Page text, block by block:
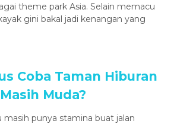
theme park Asia. Selain memacu
gini bakal jadi kenangan yang
Coba Taman Hiburan
Muda?
masih punya stamina buat jalan